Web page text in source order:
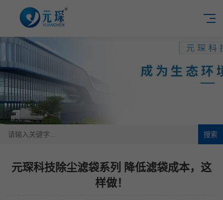
搜索
元琛科技除尘滤袋系列 降低滤袋成本，这
样做！